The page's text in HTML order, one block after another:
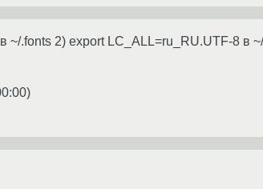
.fonts 2) export LC_ALL=ru_RU.UTF-8 в
)